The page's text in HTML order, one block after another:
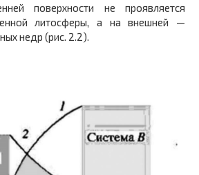
поверхности не проявляется
литосферы, а на внешней —
недр (рис. 2.2).